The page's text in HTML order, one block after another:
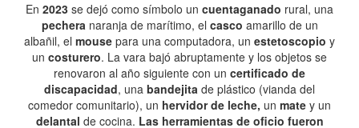
En 2023 se dejó como símbolo un cuentaganado rural, una
pecheranaranja de marítimo, el casco amarillo de un
albañil, el mouse para una computadora, un estetoscopio y
un costurero. La vara bajó abruptamente y los objetos se
renovaron al año siguiente con un certificado de
discapacidad, una bandejita de plástico (vianda del
comedor comunitario), un hervidor de leche, un mate y un
delantal de cocina. Las herramientas de oficio fueron